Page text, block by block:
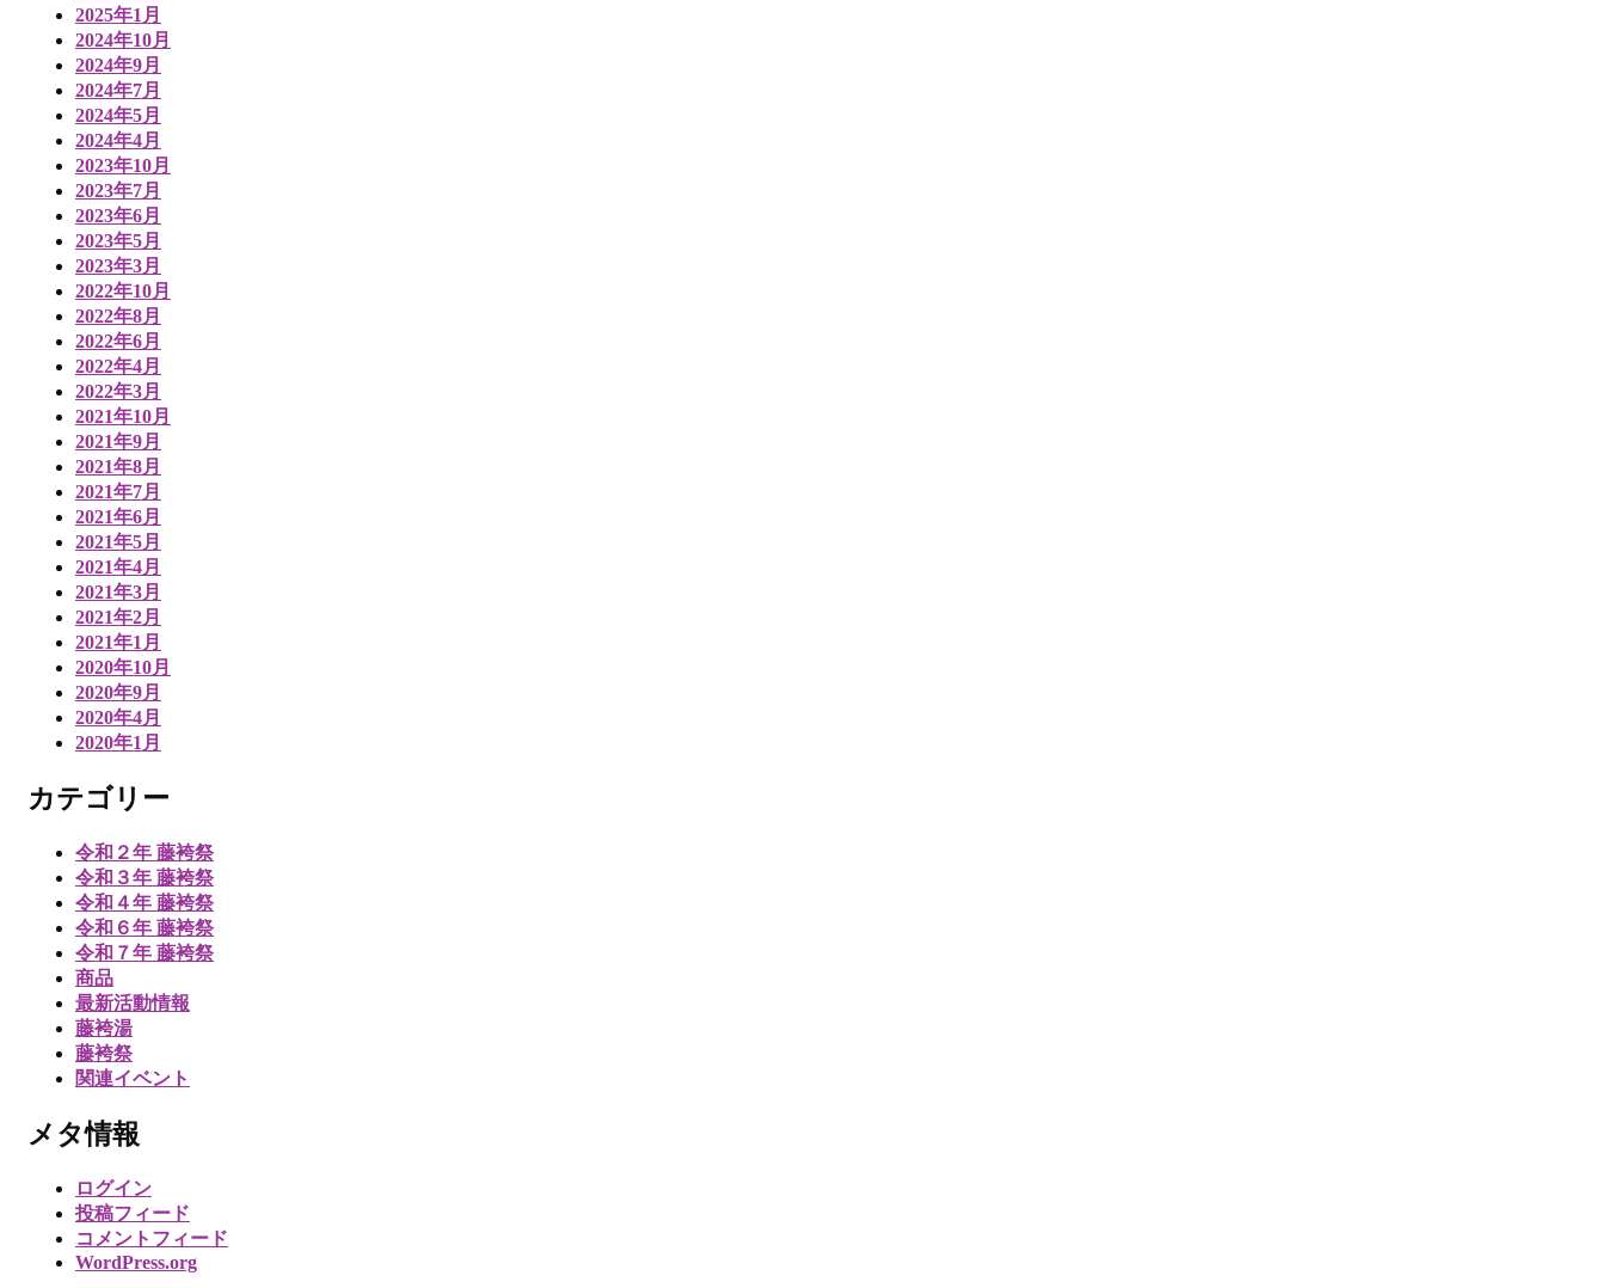
2025年1月
2024年10月
2024年9月
2024年7月
2024年5月
2024年4月
2023年10月
2023年7月
2023年6月
2023年5月
2023年3月
2022年10月
2022年8月
2022年6月
2022年4月
2022年3月
2021年10月
2021年9月
2021年8月
2021年7月
2021年6月
2021年5月
2021年4月
2021年3月
2021年2月
2021年1月
2020年10月
2020年9月
2020年4月
2020年1月
カテゴリー
令和２年 藤袴祭
令和３年 藤袴祭
令和４年 藤袴祭
令和６年 藤袴祭
令和７年 藤袴祭
商品
最新活動情報
藤袴湯
藤袴祭
関連イベント
メタ情報
ログイン
投稿フィード
コメントフィード
WordPress.org